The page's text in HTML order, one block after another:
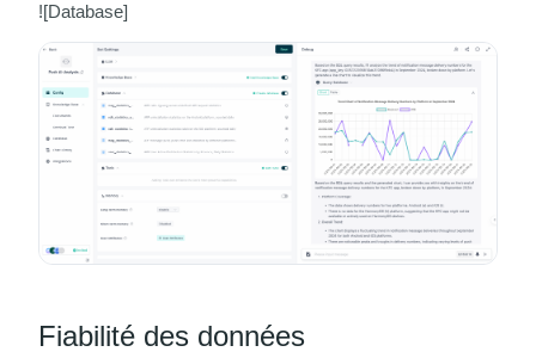
![Database]
Fiabilité des données